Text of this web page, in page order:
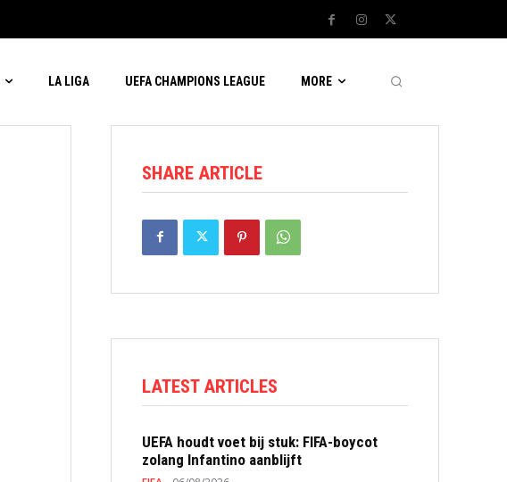
LA LIGA UEFA CHAMPIONS LEAGUE MORE
SHARE ARTICLE
LATEST ARTICLES
UEFA houdt voet bij stuk: FIFA-boycot
zolang Infantino aanblijft